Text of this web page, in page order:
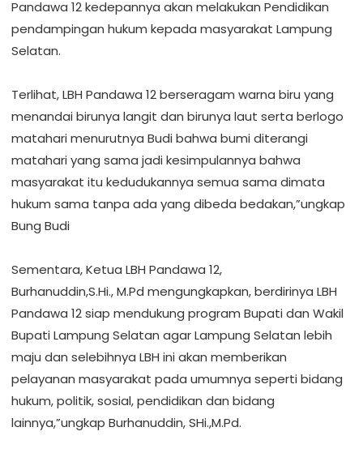
Pandawa 12 kedepannya akan melakukan Pendidikan
pendampingan hukum kepada masyarakat Lampung
Selatan.
‎Terlihat, LBH Pandawa 12 berseragam warna biru yang
menandai birunya langit dan birunya laut serta berlogo
matahari menurutnya Budi bahwa bumi diterangi
matahari yang sama jadi kesimpulannya bahwa
masyarakat itu kedudukannya semua sama dimata
hukum sama tanpa ada yang dibeda bedakan,”ungkap
Bung Budi
‎Sementara, Ketua LBH Pandawa 12,
‎Burhanuddin,S.Hi., M.Pd mengungkapkan, berdirinya LBH
Pandawa 12 siap mendukung program Bupati dan Wakil
Bupati Lampung Selatan agar Lampung Selatan lebih
maju dan selebihnya LBH ini akan memberikan
pelayanan masyarakat pada umumnya seperti bidang
hukum, politik, sosial, pendidikan dan bidang
lainnya,”ungkap Burhanuddin, SHi.,M.Pd.